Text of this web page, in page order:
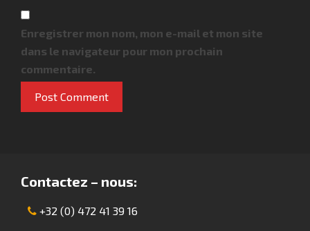
Enregistrer mon nom, mon e-mail et mon site
dans le navigateur pour mon prochain
commentaire.
Contactez – nous:
+32 (0) 472 41 39 16